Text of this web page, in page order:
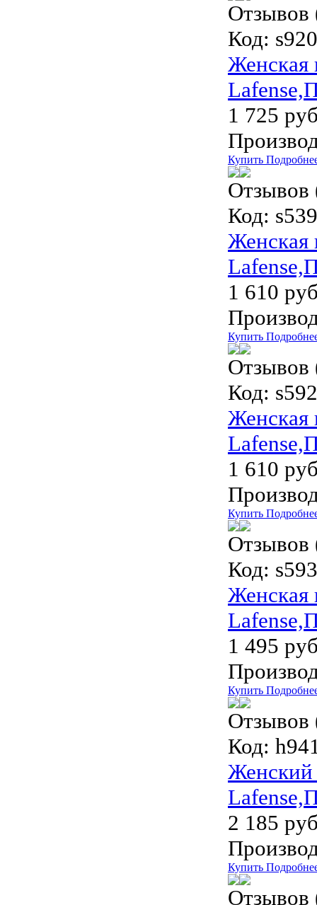
Отзывов
Код:
Женская
1 725
Купить
Отзывов
Код:
Женская
1 610
Купить
Отзывов
Код:
Женская
1 610
Купить
Отзывов
Код:
Женская
1 495
Купить
Отзывов
Код:
Женский
2 185
Купить
Отзывов